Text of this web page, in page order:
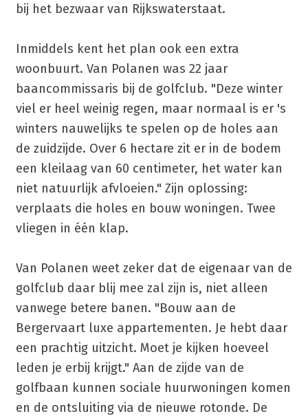
bij het bezwaar van Rijkswaterstaat.
Inmiddels kent het plan ook een extra
woonbuurt. Van Polanen was 22 jaar
baancommissaris bij de golfclub. "Deze winter
viel er heel weinig regen, maar normaal is er 's
winters nauwelijks te spelen op de holes aan
de zuidzijde. Over 6 hectare zit er in de bodem
een kleilaag van 60 centimeter, het water kan
niet natuurlijk afvloeien." Zijn oplossing:
verplaats die holes en bouw woningen. Twee
vliegen in één klap.
Van Polanen weet zeker dat de eigenaar van de
golfclub daar blij mee zal zijn is, niet alleen
vanwege betere banen. "Bouw aan de
Bergervaart luxe appartementen. Je hebt daar
een prachtig uitzicht. Moet je kijken hoeveel
leden je erbij krijgt." Aan de zijde van de
golfbaan kunnen sociale huurwoningen komen
en de ontsluiting via de nieuwe rotonde. De